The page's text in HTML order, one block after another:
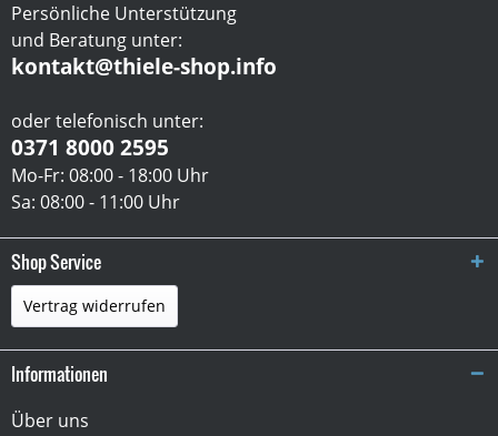
Persönliche Unterstützung
und Beratung unter:
kontakt@thiele-shop.info
oder telefonisch unter:
0371 8000 2595
Mo-Fr: 08:00 - 18:00 Uhr
Sa: 08:00 - 11:00 Uhr
Shop Service
Vertrag widerrufen
Informationen
Über uns